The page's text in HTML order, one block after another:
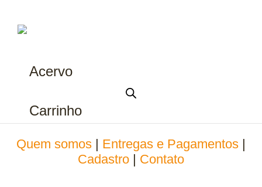
Acervo
Carrinho
Quem somos Entregas e Pagamentos
Cadastro
Contato